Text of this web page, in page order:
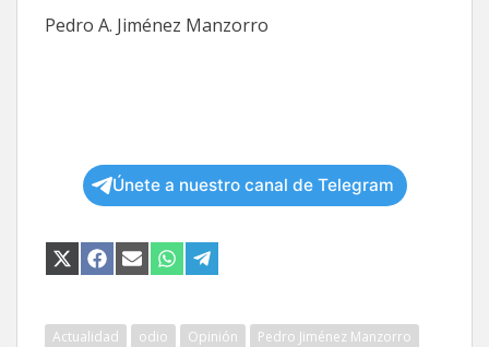
Pedro A. Jiménez Manzorro
Únete a nuestro canal de Telegram
COMPARTIR
EN
COMPARTIR
EN
COMPARTIR
EN
COMPARTIR
EN
COMPARTIR
EN
Actualidad odio Opinión Pedro Jiménez Manzorro